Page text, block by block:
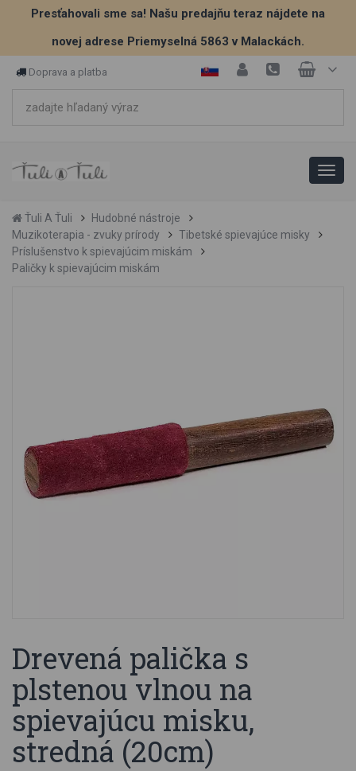
Presťahovali sme sa! Našu predajňu teraz nájdete na
novej adrese Priemyselná 5863 v Malackách.
Doprava a platba
Ťuli A Ťuli
Hudobné nástroje
Muzikoterapia - zvuky prírody
Tibetské spievajúce misky
Príslušenstvo k spievajúcim miskám
Paličky k spievajúcim miskám
Drevená palička s
plstenou vlnou na
spievajúcu misku,
stredná (20cm)